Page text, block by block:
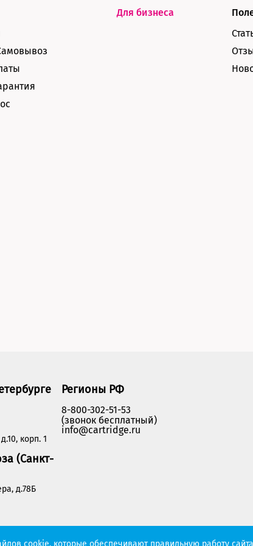
Для бизнеса
корп. 1
(Санкт-
д.78Б
Регионы РФ
8-800-302-51-53
(звонок бесплатный)
info@cartridge.ru
Политика конфиденциальности
cookie, которые обеспечивают правильную работу